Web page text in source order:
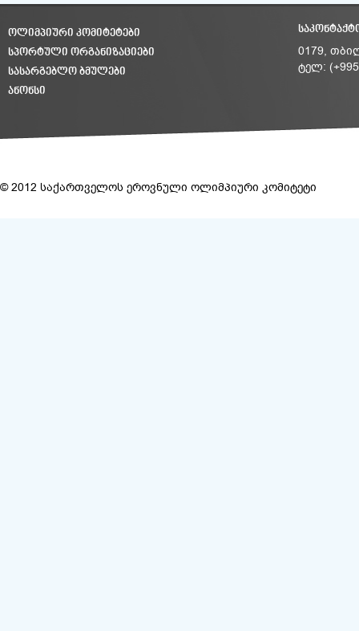
ᲝᲚᲘᲛᲞᲘᲣᲠᲘ ᲙᲝᲛᲘᲢᲔᲢᲔᲑᲘ
ᲡᲞᲝᲠᲢᲣᲚᲘ ᲝᲠᲒᲐᲜᲘᲖᲐᲪᲘᲔᲑᲘ
ᲡᲐᲡᲐᲠᲒᲔᲑᲚᲝ ᲑᲛᲣᲚᲔᲑᲘ
ᲐᲜᲝᲜᲡᲘ
0179,
ტელ: (+995
© 2012 საქართველოს ეროვნული ოლიმპიური კომიტეტი